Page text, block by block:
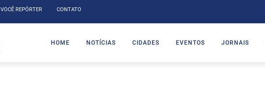
VOCÊ REPÓRTER CONTATO
HOME NOTÍCIAS CIDADES EVENTOS JORNAIS